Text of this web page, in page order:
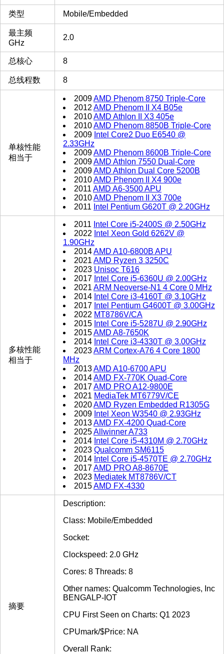
类型 Mobile/Embedded
最主频
GHz
2.0
总核心 8
总线程数 8
单核性能
相当于
2009AMD Phenom 8750 Triple-Core
2012AMD Phenom II X4 B05e
2010AMD Athlon II X3 405e
2010AMD Phenom 8850B Triple-Core
2009 Intel Core2 Duo E6540 @
2.33GHz
2009AMD Phenom 8600B Triple-Core
2009AMD Athlon 7550 Dual-Core
2009AMD Athlon Dual Core 5200B
2010AMD Phenom II X4 900e
2011AMD A6-3500 APU
2010AMD Phenom II X3 700e
2011 Intel Pentium G620T @ 2.20GHz
多核性能
相当于
2011 Intel Core i5-2400S @ 2.50GHz
2022 Intel Xeon Gold 6262V @
1.90GHz
2014AMD A10-6800B APU
2021AMD Ryzen 3 3250C
2023 Unisoc T616
2017 Intel Core i5-6360U @ 2.00GHz
2021ARM Neoverse-N1 4 Core 0 MHz
2014 Intel Core i3-4160T @ 3.10GHz
2017 Intel Pentium G4600T @ 3.00GHz
2022 MT8786V/CA
2015 Intel Core i5-5287U @ 2.90GHz
2015AMD A8-7650K
2014 Intel Core i3-4330T @ 3.00GHz
2023ARM Cortex-A76 4 Core 1800
MHz
2013AMD A10-6700 APU
2014AMD FX-770K Quad-Core
2017AMD PRO A12-9800E
2021 MediaTek MT6779V/CE
2020AMD Ryzen Embedded R1305G
2009 Intel Xeon W3540 @ 2.93GHz
2013AMD FX-4200 Quad-Core
2025Allwinner A733
2014 Intel Core i5-4310M @ 2.70GHz
2023 Qualcomm SM6115
2014 Intel Core i5-4570TE @ 2.70GHz
2017AMD PRO A8-8670E
2023 Mediatek MT8786V/CT
2015AMD FX-4330
摘要
Description:
Class: Mobile/Embedded
Socket:
Clockspeed: 2.0 GHz
Cores: 8 Threads: 8
Other names: Qualcomm Technologies, Inc
BENGALP-IOT
CPU First Seen on Charts: Q1 2023
CPUmark/$Price: NA
Overall Rank: